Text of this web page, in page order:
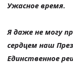
Ужасное время.
Я даже не могу
сердцем наш
Единственное